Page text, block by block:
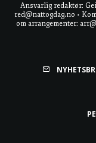
Ansvarlig redaktør:
red@nattogdag.no •
om arrangementer: